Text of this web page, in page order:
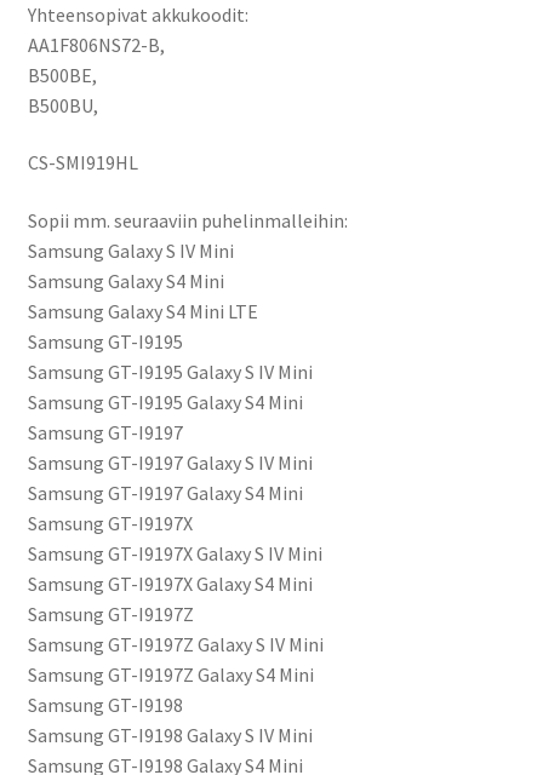
määrä
Yhteensopivat akkukoodit:
AA1F806NS72-B,
B500BE,
B500BU,
CS-SMI919HL
Sopii mm. seuraaviin puhelinmalleihin:
Samsung Galaxy S IV Mini
Samsung Galaxy S4 Mini
Samsung Galaxy S4 Mini LTE
Samsung GT-I9195
Samsung GT-I9195 Galaxy S IV Mini
Samsung GT-I9195 Galaxy S4 Mini
Samsung GT-I9197
Samsung GT-I9197 Galaxy S IV Mini
Samsung GT-I9197 Galaxy S4 Mini
Samsung GT-I9197X
Samsung GT-I9197X Galaxy S IV Mini
Samsung GT-I9197X Galaxy S4 Mini
Samsung GT-I9197Z
Samsung GT-I9197Z Galaxy S IV Mini
Samsung GT-I9197Z Galaxy S4 Mini
Samsung GT-I9198
Samsung GT-I9198 Galaxy S IV Mini
Samsung GT-I9198 Galaxy S4 Mini